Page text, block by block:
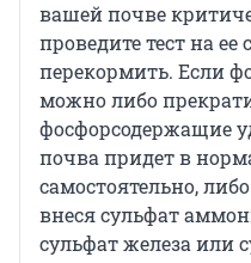
вашей почве
проведите тест на ее
перекормить. Если
можно либо
фосфорсодержащие
почва придет в
самостоятельно,
внеся сульфат
сульфат железа или